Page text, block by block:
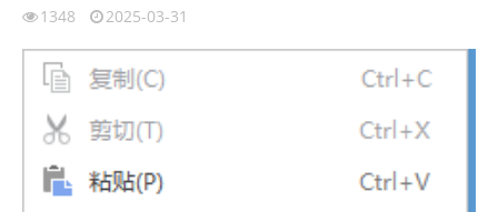
1348 2025-03-31